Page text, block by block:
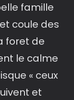
famille
coule des
foret de
le calme
« ceux
et